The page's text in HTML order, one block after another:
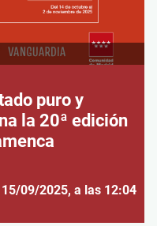
puro y
la 20ª edición
15/09/2025, a las 12:04